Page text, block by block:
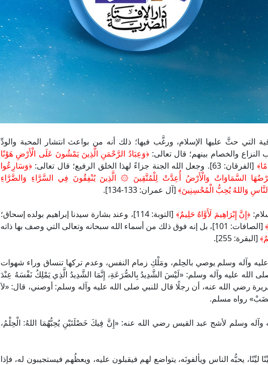
التي حثَّ عليها الإسلام، ورغَّب فيها؛ ذلك أنه من بواعث انتشار المحبة والودِّ
النزاع والخصام بينهم؛ قال تعالى:﴿وَعِبَادُ الرَّحْمَنِ الَّذِينَ يَمْشُونَ عَلَى الْأَرْضِ هَوْنًا
[الفرقان: 63]. وجعل الله الجنة جزاءً لهذا الخلق الرفيع؛ قال تعالى:
﴿وَسَارِعُوا
السَّمَاوَاتُ وَالْأَرْضُ أُعِدَّتْ لِلْمُتَّقِينَ ۞ الَّذِينَ يُنْفِقُونَ فِي السَّرَّاءِ وَالضَّرَّاءِ
وَاللهُ يُحِبُّ الْمُحْسِنِينَ﴾ [آل عمران: 133-134].
﴿إِنَّ إِبْرَاهِيمَ لَأَوَّاهٌ حَلِيمٌ﴾
[التوبة: 114]، وعند بشارة سيدنا إبراهيم بولده إسحاق؛
[الصافات: 101]، بل إنه فوق ذلك من أسماء الله سبحانه وتعالى التي وصف بها ذاته
[البقرة: 255].
وآله وسلم يوصي بالحِلم، ومَلْكِ زمام النفس، وعدم تركها تنساق وراء شهوات
الله عليه وآله وسلم: «لَيْسَ الشَّدِيدُ بِالصُّرَعَةِ، إِنَّمَا الشَّدِيدُ الَّذِي يَمْلِكُ نَفْسَهُ عِنْدَ
رضي الله عنه، أن رجلًا قال للنبي صلى الله عليه وآله وسلم: أوصني، قال: «لاَ
رواه مسلم.
وسلم لأشج عبد القيس رضي الله عنه: «إِنَّ فِيكَ خَصْلَتَيْنِ يُحِبُّهُمَا اللهُ: الْحِلْمُ،
ليِّنًا، يحبُّه الناس ويألفونَه، يتواضع لهم فيقبلون عليه، ويعظُهم فيستجيبون له، فإذا